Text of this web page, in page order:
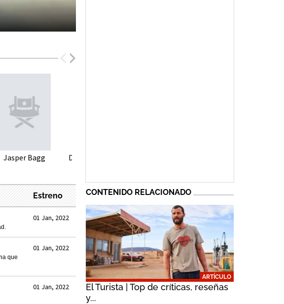
Jasper Bagg Damien Strouthos
Estreno
01 Jan, 2022
que
01 Jan, 2022
01 Jan, 2022
CONTENIDO RELACIONADO
ARTÍCULO
El Turista | Top de críticas, reseñas
y...